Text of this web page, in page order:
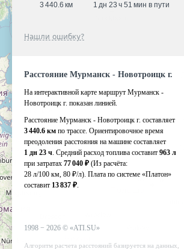
3 440.6 км 1 дн 23 ч 51 мин в пути
Нашли ошибку?
Расстояние Мурманск - Новотроицк г.
На интерактивной карте маршрут Мурманск -
Новотроицк г. показан линией.
Расстояние Мурманск - Новотроицк г. составляет
3 440.6 км по трассе. Ориентировочное время
преодоления расстояния на машине составляет
1 дн 23 ч. Средний расход топлива составит 963 л
при затратах 77 040 ₽ (Из расчёта:
28 л/100 км, 80 ₽/л). Плата по системе «Платон»
составит 13 837 ₽.
1998 − 2026 © «ATI.SU»
Алгоритм расчета расстояний базируется на данных,